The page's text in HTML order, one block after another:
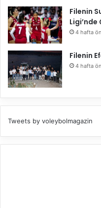
Filenin
Ligi’nde
4 hafta
Filenin
4 hafta
Tweets by voleybolmagazin